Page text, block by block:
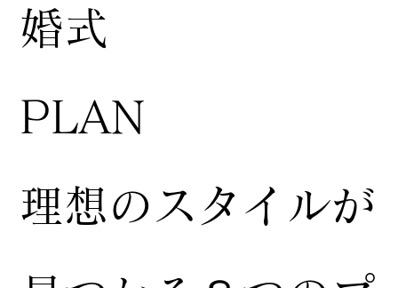
婚式
​PLAN
​理想のスタイルが